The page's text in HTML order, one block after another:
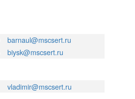
barnaul@mscsert.ru
biysk@mscsert.ru
vladimir@mscsert.ru